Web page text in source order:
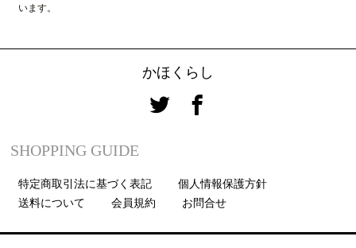
います。
かほくらし
SHOPPING GUIDE
特定商取引法に基づく表記
個人情報保護方針
送料について
会員規約 お問合せ